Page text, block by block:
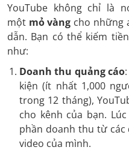
YouTube không chỉ là
một mỏ vàng cho những
dẫn. Bạn có thể kiếm
như:
Doanh thu quảng cáo
kiện (ít nhất 1,000
trong 12 tháng),
cho kênh của bạn.
phần doanh thu từ
video của mình.